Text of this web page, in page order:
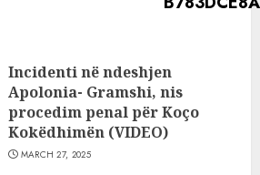
Incidenti në ndeshjen
Apolonia- Gramshi, nis
procedim penal për Koço
Kokëdhimën (VIDEO)
MARCH 27, 2025